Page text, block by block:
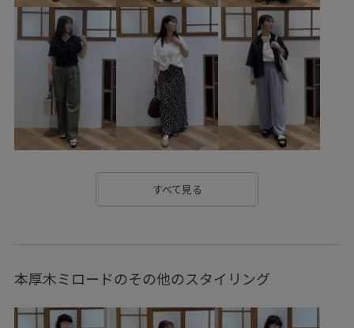
2WAYで使える RP26SS_goods
UVケア きちんと感 きれいめ しっかりカバー
アウター オールシーズン カジュアル カットソー
キャッチー コントラスト ゴム仕様 サステナブル
サテン シンプル ジャケット ジーンズ スカーフ
フリーサイズ ブルゾン ペチコート ペプラム
メッシュ モダン ラインがきれい
すべて見る
本厚木ミロードのその他のスタイリング